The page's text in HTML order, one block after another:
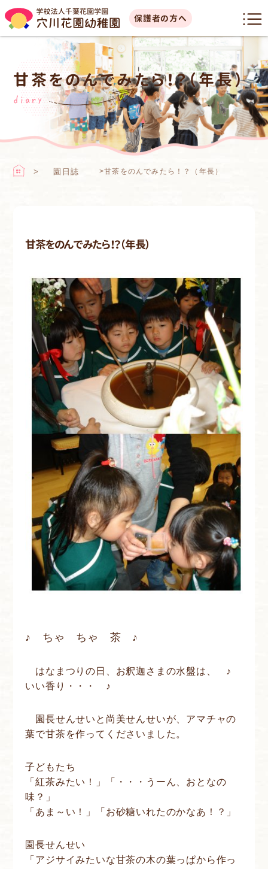
保護者の方へ
甘茶をのんでみたら！？（年長）
diary
園日誌 >甘茶をのんでみたら！？（年長）
甘茶をのんでみたら！？（年長）
♪ ちゃ ちゃ 茶 ♪
はなまつりの日、お釈迦さまの水盤は、 ♪
いい香り・・・ ♪
園長せんせいと尚美せんせいが、アマチャの
葉で甘茶を作ってくださいました。
子どもたち
「紅茶みたい！」「・・・うーん、おとなの
味？」
「あま～い！」「お砂糖いれたのかなあ！？」
園長せんせい
「アジサイみたいな甘茶の木の葉っぱから作っ